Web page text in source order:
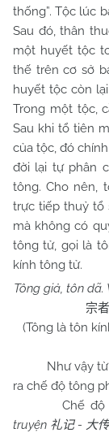
thống”. Tộc lúc
Sau đó, thân
một huyết tộc
thế trên cơ sở
huyết tộc còn
Trong một tộc,
Sau khi tổ tiên
của tộc, đó
đời lại tự phân
tông. Cho nên,
trực tiếp thuỷ tổ
mà không có
tông tử, gọi là
kính tông tử.
Tông giả, tôn
宗者
(Tông là tôn
Như vậy từ
ra chế độ tông
Chế độ
truyện 礼记- 大传